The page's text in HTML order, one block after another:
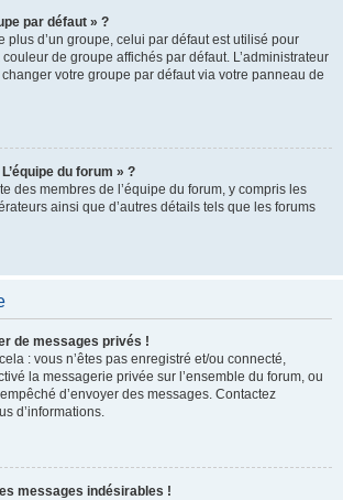
par défaut » ?
plus d’un groupe, celui par défaut est utilisé pour
de groupe affichés par défaut. L’administrateur
votre groupe par défaut via votre panneau de
du forum » ?
des membres de l’équipe du forum, y compris les
ainsi que d’autres détails tels que les forums
de messages privés !
: vous n’êtes pas enregistré et/ou connecté,
la messagerie privée sur l’ensemble du forum, ou
d’envoyer des messages. Contactez
d’informations.
messages indésirables !